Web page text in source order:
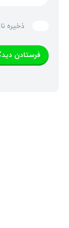
ذخیره